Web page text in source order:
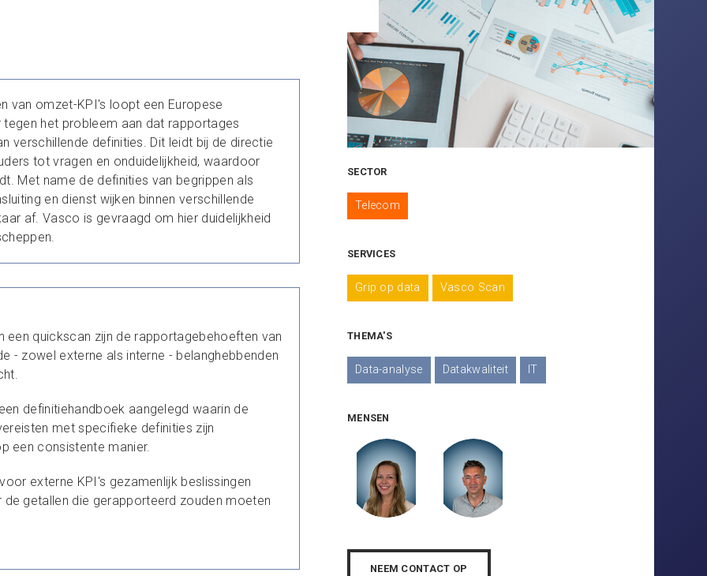
van omzet-KPI's loopt een Europese
het probleem aan dat rapportages
verschillende definities. Dit leidt bij de directie
tot vragen en onduidelijkheid, waardoor
Met name de definities van begrippen als
en dienst wijken binnen verschillende
af. Vasco is gevraagd om hier duidelijkheid
een quickscan zijn de rapportagebehoeften van
- zowel externe als interne - belanghebbenden
definitiehandboek aangelegd waarin de
met specifieke definities zijn
een consistente manier.
externe KPI's gezamenlijk beslissingen
de getallen die gerapporteerd zouden moeten
SECTOR
Telecom
SERVICES
Grip op data Vasco Scan
THEMA'S
Data-analyse Datakwaliteit IT
MENSEN
NEEM CONTACT OP